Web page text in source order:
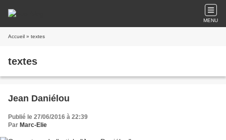
MENU
Accueil » textes
textes
Jean Daniélou
Publié le 27/06/2016 à 22:39
Par Marc-Elie